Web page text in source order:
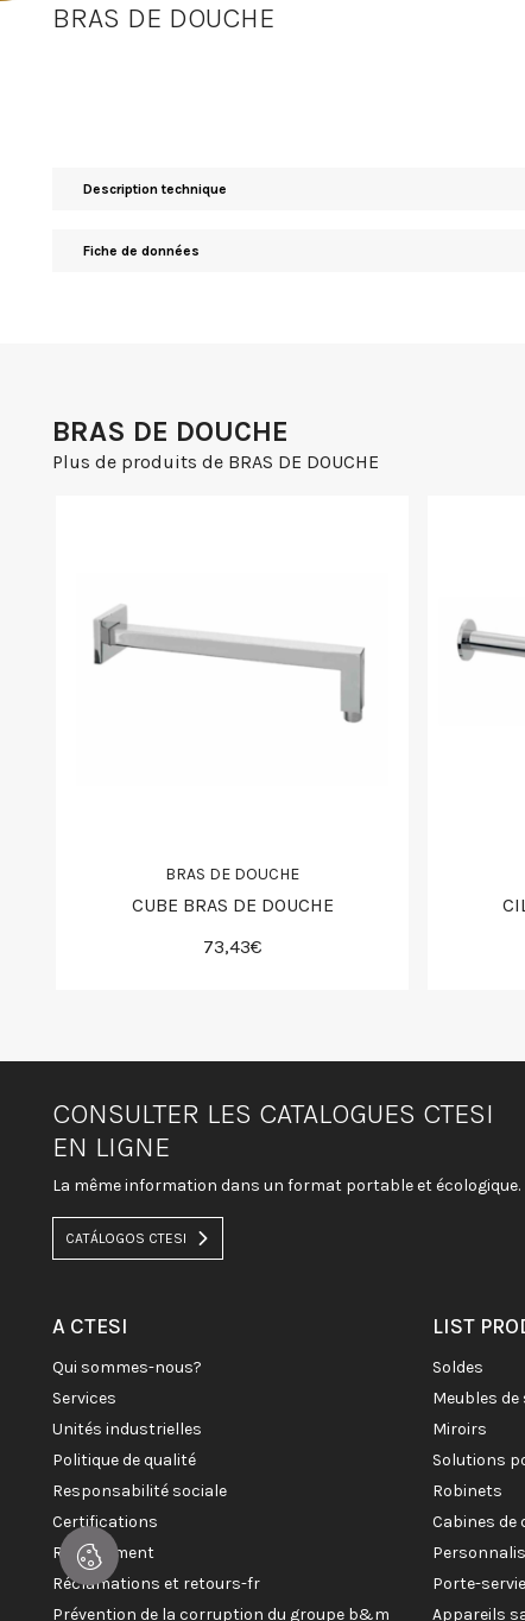
BRAS DE DOUCHE
Description technique
Fiche de données
BRAS DE DOUCHE
Plus de produits de BRAS DE DOUCHE
BRAS DE DOUCHE
CUBE BRAS DE DOUCHE
73,43€
CONSULTER LES CATALOGUES CTESI
EN LIGNE
La même information dans un format portable et écologique.
CATÁLOGOS CTESI
A CTESI
qui sommes-nous?
services
unités industrielles
politique de qualité
responsabilité sociale
certifications
recrutement
réclamations et retours-fr
prévention de la corruption du groupe b&m
LIST
soldes
meubles
miroirs
solutions
robinets
cabines
porte-
appareils